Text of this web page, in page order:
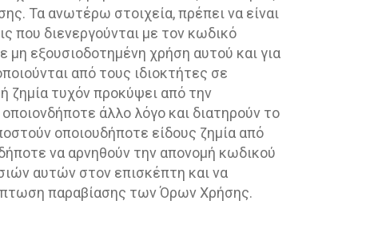
Τα ανωτέρω στοιχεία, πρέπει να είναι
που διενεργούνται με τον κωδικό
μη εξουσιοδοτημένη χρήση αυτού και για
από τους ιδιοκτήτες σε
ζημία τυχόν προκύψει από την
άλλο λόγο και διατηρούν το
οποιουδήποτε είδους ζημία από
να αρνηθούν την απονομή κωδικού
αυτών στον επισκέπτη και να
παραβίασης των Όρων Χρήσης.